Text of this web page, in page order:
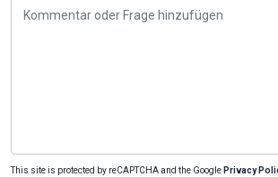
This site is protected by reCAPTCHA and the Google Privacy